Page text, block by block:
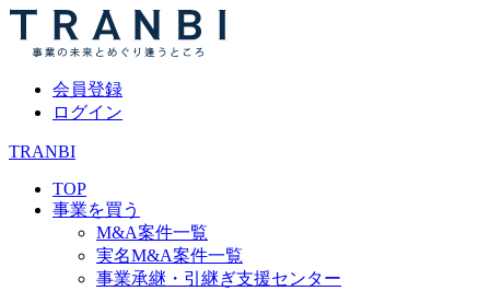
会員登録
ログイン
TRANBI
TOP
事業を買う
M&A案件一覧
実名M&A案件一覧
事業承継・引継ぎ支援センター